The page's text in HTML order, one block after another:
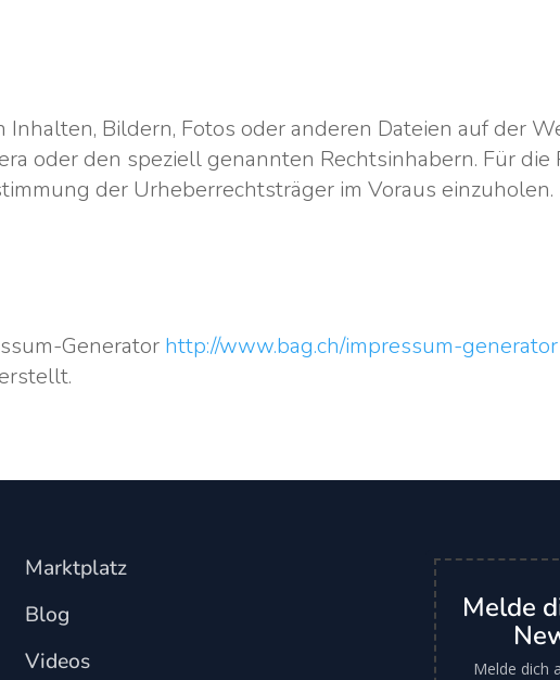
Bildern, Fotos oder anderen Dateien auf der
oder den speziell genannten Rechtsinhabern. Für die
der Urheberrechtsträger im Voraus einzuholen.
Generator http://www.bag.ch/impressum-generator
Marktplatz
Blog
Videos
Melde
Melde dich